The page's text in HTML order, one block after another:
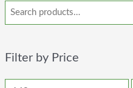
Filter by Price